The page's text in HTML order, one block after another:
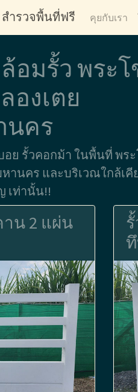
ำรวจพื้นที่ฟรี คุยกับเรา
อมรั้ว พระ
องเตย
นคร
ย รั้วคอกม้า ในพื้นที่ พร
หานคร และบริเวณใกล้เคี
เท่านั้น!!
น 2 แผ่น